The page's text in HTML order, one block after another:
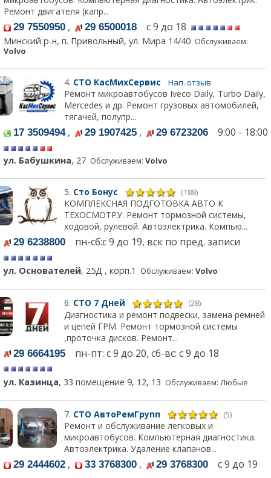
Ремонт двигателя (капр...
29 7550950 , 29 6500018 с 9 до 18
Минский р-н, п. Привольный, ул. Мира 14/40 Обслуживаем:
Volvo
4. СТО КасМихСервис Нап. отзыв
Ремонт микроавтобусов Iveco Daily, Turbo Daily,
Mercedes и др. Ремонт грузовых автомобилей,
тягачей, полупр...
17 3509494, 29 1907425 , 29 6723206 9:00 - 18:00
ул. Бабушкина, 27 Обслуживаем: Volvo
5. Сто Бонус (188)
КОМПЛЕКСНАЯ ПОДГОТОВКА АВТО К
ТЕХОСМОТРУ. Ремонт тормозной системы,
ходовой, рулевой. Автоэлектрика. Компью...
29 6238800 пн-сб:с 9 до 19, вск по пред. записи
ул. Основателей, 25Д , корп.1 Обслуживаем: Volvo
6. СТО 7 Дней (28)
Диагностика и ремонт подвески, замена ремней
и цепей ГРМ. Ремонт тормозной системы
,проточка дисков. Ремонт...
29 6664195 пн-пт: с 9 до 20, сб-вс: с 9 до 18
ул. Казинца, 33 помещение 9, 12, 13 Обслуживаем: Любые
7. СТО АвтоРемГрупп (5)
Ремонт и обслуживание легковых и
микроавтобусов. Компьютерная диагностика.
Автоэлектрика. Удаление клапанов...
29 2444602 , 33 3768300 , 29 3768300 с 9 до 19